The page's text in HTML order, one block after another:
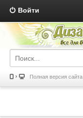
Войти
Полная версия сайта